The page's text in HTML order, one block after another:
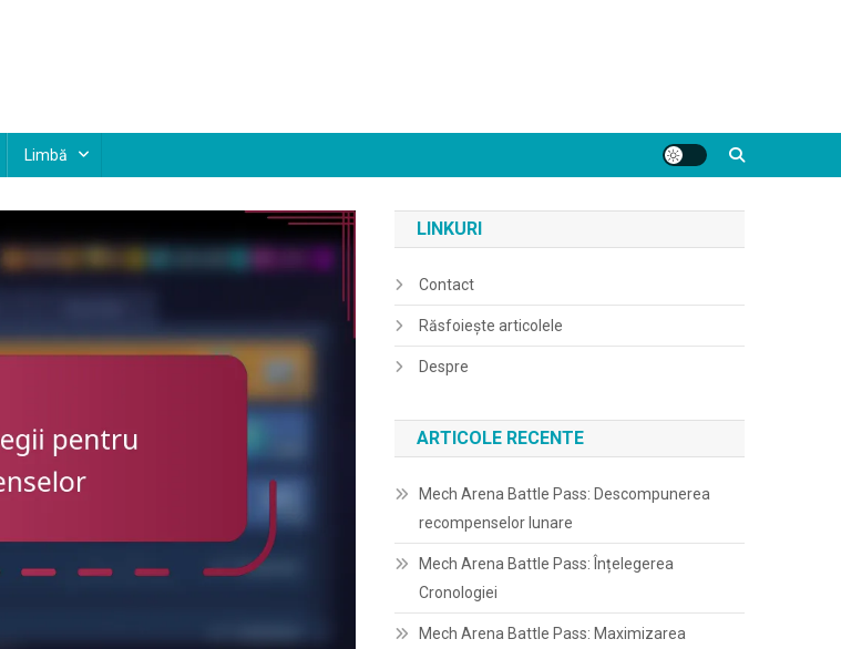
Limbă
LINKURI
Contact
Răsfoiește articolele
Despre
ARTICOLE RECENTE
Mech Arena Battle Pass: Descompunerea
recompenselor lunare
Mech Arena Battle Pass: Înțelegerea
Cronologiei
Mech Arena Battle Pass: Maximizarea